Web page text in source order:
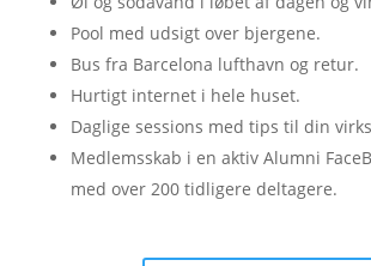
Pool med udsigt over bjergene.
Bus fra Barcelona lufthavn og retur.
Hurtigt internet i hele huset.
Daglige sessions med tips til din
Medlemsskab i en aktiv Alumni
med over 200 tidligere deltagere.